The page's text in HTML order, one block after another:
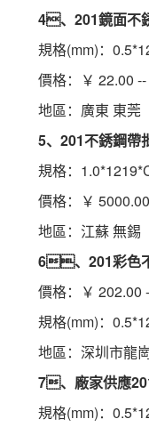
4、201鏡面不
規格(mm)：
價格：￥ 22.00 --
地區：廣東 東莞
5、201不銹鋼帶
規格：
價格：￥
地區：江蘇 無錫
6、201彩色
價格：￥ 202.00
規格(mm)：
地區：深圳市龍
7、廠家供應
規格(mm)：